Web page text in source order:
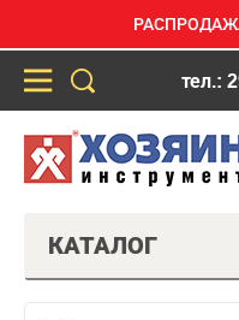
тел.:
КАТАЛОГ